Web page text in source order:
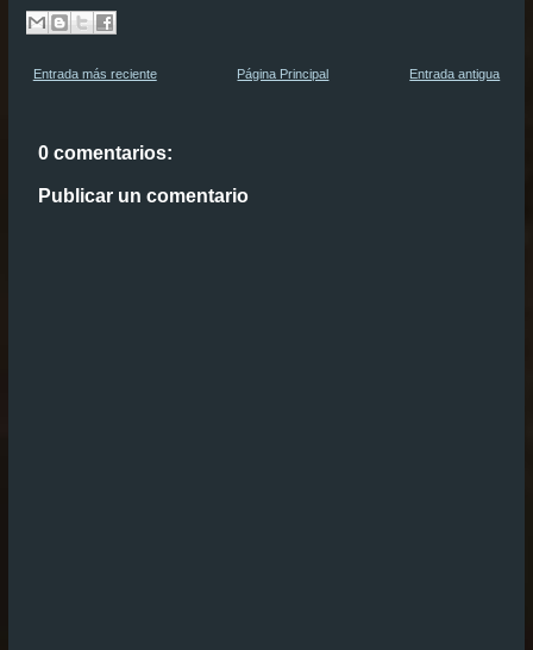
Entrada más reciente Entrada antigua
Página Principal
0 comentarios:
Publicar un comentario